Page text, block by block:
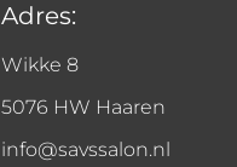
Adres:
Wikke 8
5076 HW Haaren
info@savssalon.nl